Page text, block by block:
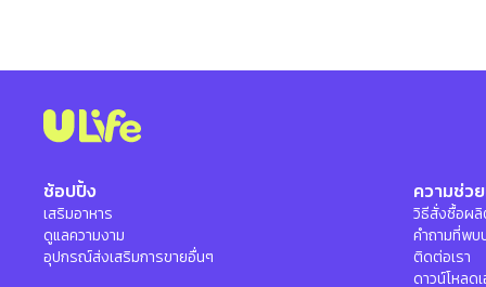
ช้อปปิ้ง
เสริมอาหาร
ดูแลความงาม
อุปกรณ์ส่งเสริมการขายอื่นๆ
ความช่ว
วิธีสั่งซื้อผ
คำถามที่พบ
ติดต่อเรา
ดาวน์โหลด